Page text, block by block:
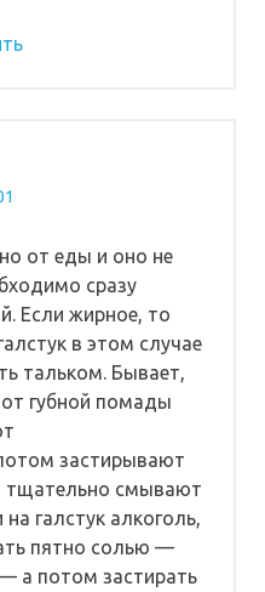
от еды и оно не
сразу
Если жирное, то
в этом случае
тальком. Бывает,
губной помады
застирывают
тщательно смывают
галстук алкоголь,
пятно солью —
а потом застирать